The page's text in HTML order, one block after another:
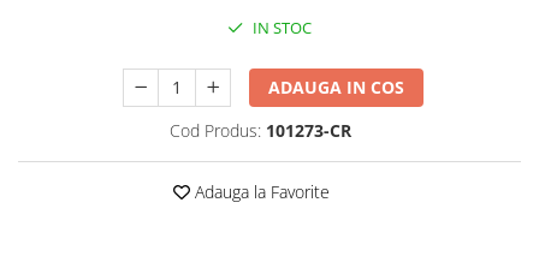
IN STOC
ADAUGA IN COS
Cod Produs: 101273-CR
Adauga la Favorite